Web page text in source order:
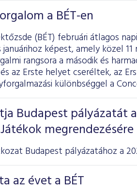
a BÉT-en
(BÉT) februári átlagos
képest, amely közel
rangsora a második és
az Erste helyet cseréltek, az
különbséggel a
Budapest pályázatát
megrendezésére
Budapest pályázatához a
az évet a BÉT